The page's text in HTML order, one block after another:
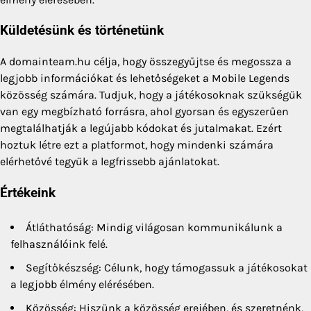
Küldetésünk és történetünk
A domainteam.hu célja, hogy összegyűjtse és megossza a
legjobb információkat és lehetőségeket a Mobile Legends
közösség számára. Tudjuk, hogy a játékosoknak szükségük
van egy megbízható forrásra, ahol gyorsan és egyszerűen
megtalálhatják a legújabb kódokat és jutalmakat. Ezért
hoztuk létre ezt a platformot, hogy mindenki számára
elérhetővé tegyük a legfrissebb ajánlatokat.
Értékeink
Átláthatóság: Mindig világosan kommunikálunk a
felhasználóink felé.
Segítőkészség: Célunk, hogy támogassuk a játékosokat
a legjobb élmény elérésében.
Közösség: Hiszünk a közösség erejében, és szeretnénk,